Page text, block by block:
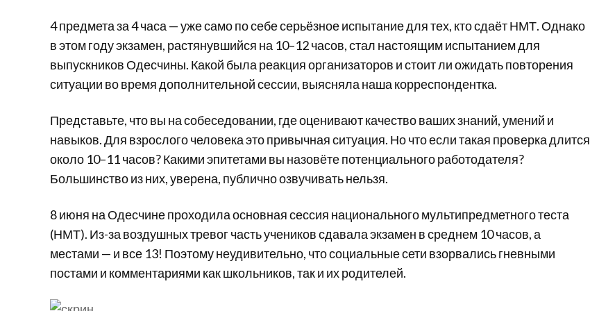
4 предмета за 4 часа — уже само по себе серьёзное испытание для тех, кто сдаёт НМТ. Однако
в этом году экзамен, растянувшийся на 10–12 часов, стал настоящим испытанием для
выпускников Одесчины. Какой была реакция организаторов и стоит ли ожидать повторения
ситуации во время дополнительной сессии, выясняла наша корреспондентка.
Представьте, что вы на собеседовании, где оценивают качество ваших знаний, умений и
навыков. Для взрослого человека это привычная ситуация. Но что если такая проверка длится
около 10–11 часов? Какими эпитетами вы назовёте потенциального работодателя?
Большинство из них, уверена, публично озвучивать нельзя.
8 июня на Одесчине проходила основная сессия национального мультипредметного теста
(НМТ). Из-за воздушных тревог часть учеников сдавала экзамен в среднем 10 часов, а
местами — и все 13! Поэтому неудивительно, что социальные сети взорвались гневными
постами и комментариями как школьников, так и их родителей.